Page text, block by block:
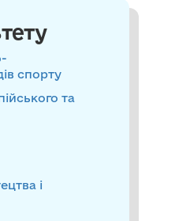
спорту
та
і